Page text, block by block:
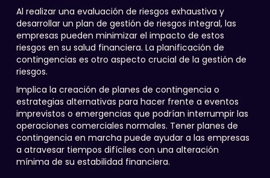
Al realizar una evaluación de riesgos exhaustiva y
desarrollar un plan de gestión de riesgos integral, las
empresas pueden minimizar el impacto de estos
riesgos en su salud financiera. La planificación de
contingencias es otro aspecto crucial de la gestión de
riesgos.
Implica la creación de planes de contingencia o
estrategias alternativas para hacer frente a eventos
imprevistos o emergencias que podrían interrumpir las
operaciones comerciales normales. Tener planes de
contingencia en marcha puede ayudar a las empresas
a atravesar tiempos difíciles con una alteración
mínima de su estabilidad financiera.